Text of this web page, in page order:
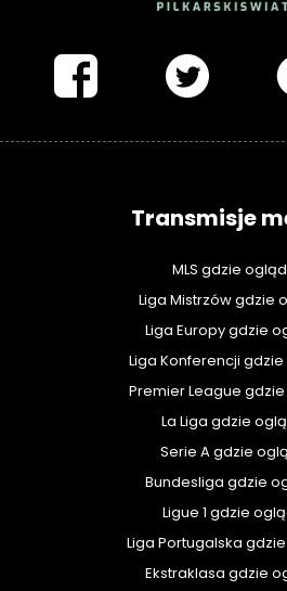
Transmisje
MLS gdzie
Liga Mistrzów gdzie
Liga Europy gdzie
Liga Konferencji
Premier League
La Liga gdzie
Serie A gdzie
Bundesliga gdzie
Ligue 1 gdzie
Liga Portugalska
Ekstraklasa gdzie